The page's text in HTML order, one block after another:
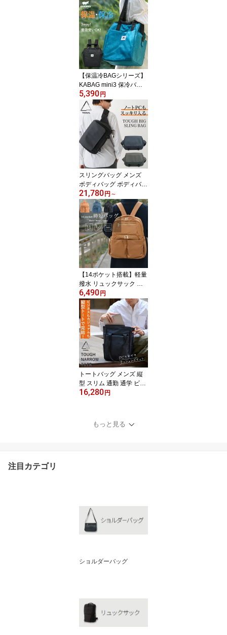
ホルダー レザー フリン
ジ アクセサリー バッグ
ポーチ 可愛い おしゃれ
ハンドメイド 黒 ベージ
ュ ブルー レッド ネイビ
ー オレンジ イエロー 赤
プレゼント 敬老の日 ユ
ニキュート uniqute tu00
57
【保温冷BAGシリーズ】
KABAG mini3 保冷バッ
グ コンパクト 折りたた
み 3way 保冷 レジカゴ
エコバッグ 買い物かご
リュック トート 肩掛け
撥水 保温 自立 おしゃれ
ペットボトル 自転車 お
弁当 キャンプ 運動会 お
りたたみ バッグ メンズ
レディース カバック kab
ag el8599a
5,390円
スリングバッグ メンズ
ボディバッグ ボディバッ
ク ナイロン ipad 13イン
チ ノートパソコン pc 撥
水 防水 軽い 大容量 大き
め 耐久性 黒 ワンショル
ダーバッグ カメラバッグ
斜めがけバック シンプル
黒 カーキ ネイビー Maku
ake 父の日 タフビッグス
リング TRIDEAL tr0008
21,780円 ～
【14ポケット搭載】軽量
撥水 リュックサック 通
勤 通学 B5 大容量 多機能
レディース 40代 50代 60
代 時短バッグ ママバッ
グ 多収納 ポケット カバ
ン 鞄 黒 グリーン 緑 ブラ
ウン 茶 お出かけ プレゼ
ント 母の日 敬老の日 送
料無料 EL5486
6,490円
トートバッグ メンズ 縦
型 スリム 通勤 通学 ビジ
ネス 新生活 入学祝い 就
ノートパソコン 本革 お
しゃれ シンプル 黒 ネイ
16,280円
もっと見る
注目カテゴリ
ショルダーバッグ